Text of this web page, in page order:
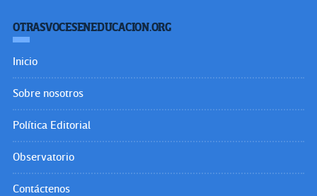
OTRASVOCESENEDUCACION.ORG
Inicio
Sobre nosotros
Política Editorial
Observatorio
Contáctenos